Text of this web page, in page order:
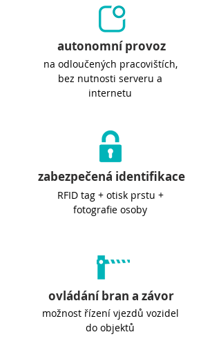
autonomní provoz
na odloučených pracovištích,
bez nutnosti serveru a
internetu
zabezpečená identifikace
RFID tag + otisk prstu +
fotografie osoby
ovládání bran a závor
možnost řízení vjezdů vozidel
do objektů